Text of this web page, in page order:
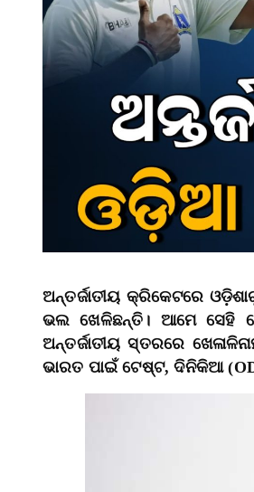
ଅନ୍ତର୍ଜାତୀୟ କ୍ରିକେଟରେ
ଭଲ ଖେଳିଛନ୍ତି। ଆମେ ସେହି
ଅନ୍ତର୍ଜାତୀୟ ସ୍ତରରେ
ଭାରତ ପାଇଁ ଟେଷ୍ଟ, ଦିନିକିଆ